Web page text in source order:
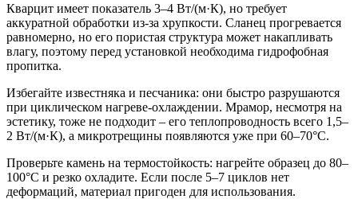
Кварцит имеет показатель 3–4 Вт/(м·К), но требует
аккуратной обработки из-за хрупкости. Сланец прогревается
равномерно, но его пористая структура может накапливать
влагу, поэтому перед установкой необходима гидрофобная
пропитка.
Избегайте известняка и песчаника: они быстро разрушаются
при циклическом нагреве-охлаждении. Мрамор, несмотря на
эстетику, тоже не подходит – его теплопроводность всего 1,5–
2 Вт/(м·К), а микротрещины появляются уже при 60–70°C.
Проверьте камень на термостойкость: нагрейте образец до 80–
100°C и резко охладите. Если после 5–7 циклов нет
деформаций, материал пригоден для использования.